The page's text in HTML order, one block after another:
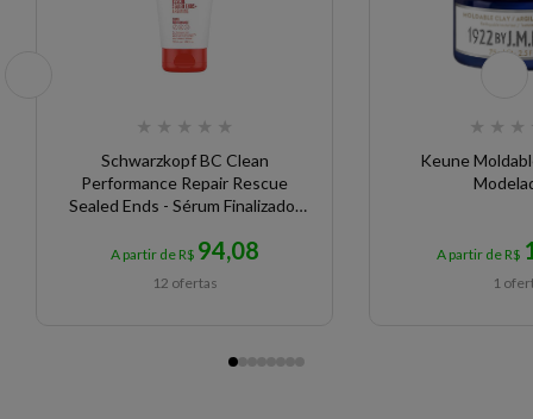
★ ★ ★ ★ ★
Schwarzkopf BC Clean
Performance Repair Rescue
Sealed Ends - Sérum Finalizador
A partir de R$ 94,08
12 ofertas
★ ★ ★
Keune
A partir de R$
1